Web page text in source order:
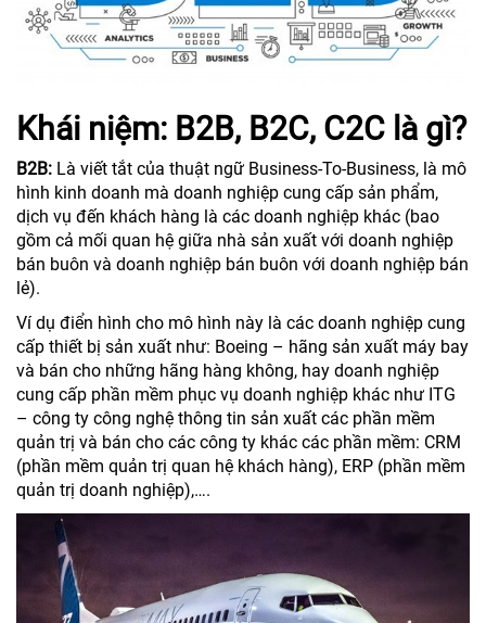
Khái niệm: B2B, B2C, C2C là gì?
B2B: Là viết tắt của thuật ngữ Business-To-Business, là mô
hình kinh doanh mà doanh nghiệp cung cấp sản phẩm,
dịch vụ đến khách hàng là các doanh nghiệp khác (bao
gồm cả mối quan hệ giữa nhà sản xuất với doanh nghiệp
bán buôn và doanh nghiệp bán buôn với doanh nghiệp bán
lẻ).
Ví dụ điển hình cho mô hình này là các doanh nghiệp cung
cấp thiết bị sản xuất như: Boeing – hãng sản xuất máy bay
và bán cho những hãng hàng không, hay doanh nghiệp
cung cấp phần mềm phục vụ doanh nghiệp khác như ITG
– công ty công nghệ thông tin sản xuất các phần mềm
quản trị và bán cho các công ty khác các phần mềm: CRM
(phần mềm quản trị quan hệ khách hàng), ERP (phần mềm
quản trị doanh nghiệp),….